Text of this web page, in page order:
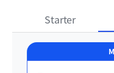
Starter